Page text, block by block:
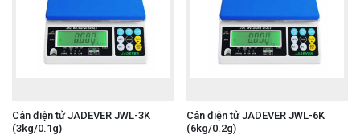
Cân điện tử JADEVER JWL-3K
(3kg/0.1g)
Cân điện tử JADEVER JWL-6K
(6kg/0.2g)